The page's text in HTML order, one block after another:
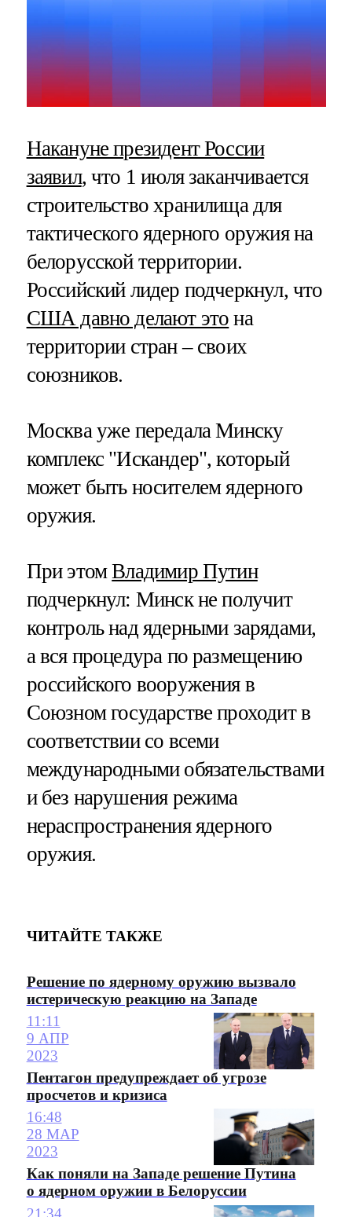
Накануне президент России
заявил, что 1 июля заканчивается
строительство хранилища для
тактического ядерного оружия на
белорусской территории.
Российский лидер подчеркнул, что
США давно делают это на
территории стран – своих
союзников.
Москва уже передала Минску
комплекс "Искандер", который
может быть носителем ядерного
оружия.
При этомВладимир Путин
подчеркнул: Минск не получит
контроль над ядерными зарядами,
а вся процедура по размещению
российского вооружения в
Союзном государстве проходит в
соответствии со всеми
международными обязательствами
и без нарушения режима
нераспространения ядерного
оружия.
ЧИТАЙТЕ ТАКЖЕ
Решение по ядерному оружию вызвало
истерическую реакцию на Западе
11:11
9 АПР
2023
Пентагон предупреждает об угрозе
просчетов и кризиса
16:48
28 МАР
2023
Как поняли на Западе решение Путина
о ядерном оружии в Белоруссии
21:34